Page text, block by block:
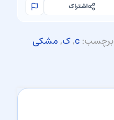
اشتراک
برچسب:c
,ک,مشکی